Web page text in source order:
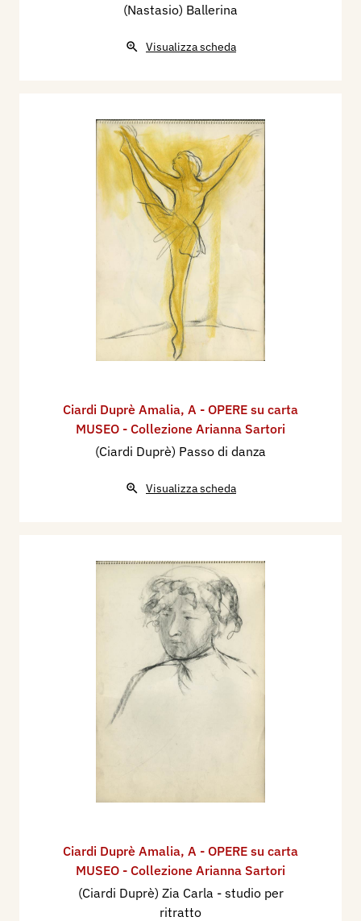
(Nastasio) Ballerina
Visualizza scheda
Ciardi Duprè Amalia, A - OPERE su carta
MUSEO - Collezione Arianna Sartori
(Ciardi Duprè) Passo di danza
Visualizza scheda
Ciardi Duprè Amalia, A - OPERE su carta
MUSEO - Collezione Arianna Sartori
(Ciardi Duprè) Zia Carla - studio per
ritratto